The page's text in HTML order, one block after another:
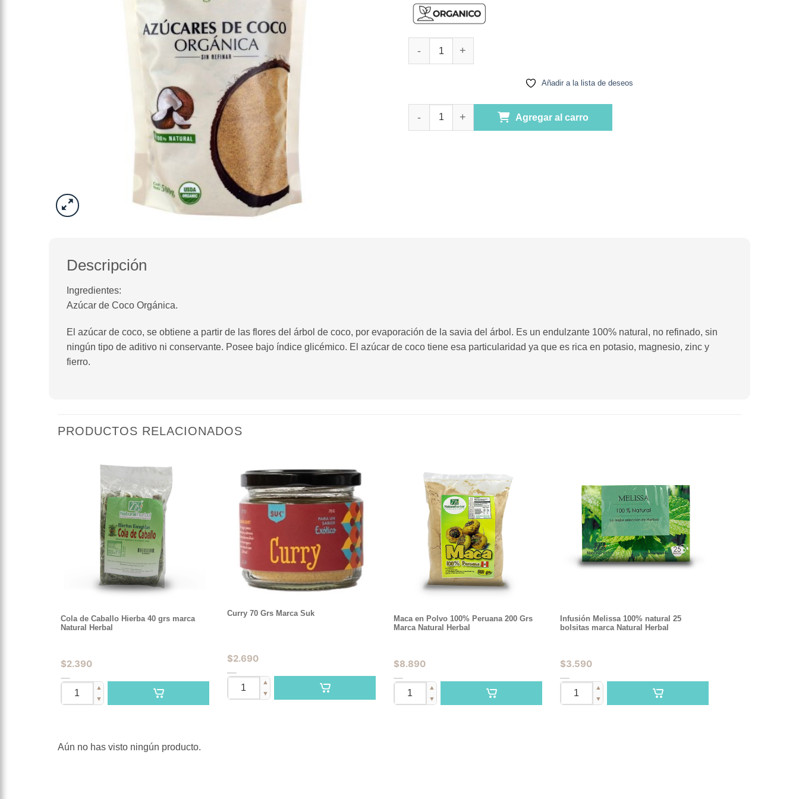
Añadir a la lista de deseos
Azúcar de Coco 500 gr.Marca B Organics cantidad
Agregar al carro
Descripción
Ingredientes:
Azúcar de Coco Orgánica.
El azúcar de coco, se obtiene a partir de las flores del árbol de coco, por evaporación de la savia del árbol. Es un endulzante 100% natural, no refinado, sin
ningún tipo de aditivo ni conservante. Posee bajo índice glicémico. El azúcar de coco tiene esa particularidad ya que es rica en potasio, magnesio, zinc y
fierro.
PRODUCTOS RELACIONADOS
Cola de Caballo Hierba 40 grs marca
Natural Herbal
$2.390
▲
▼
Curry 70 Grs Marca Suk
$2.690
▲
▼
Maca en Polvo 100% Peruana 200 Grs
Marca Natural Herbal
$8.890
▲
▼
Infusión Melissa 100% natural 25
bolsitas marca Natural Herbal
$3.590
▲
▼
Aún no has visto ningún producto.